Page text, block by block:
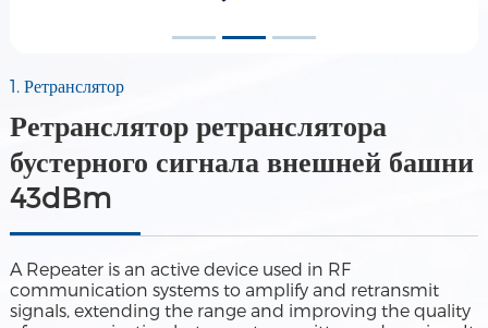
1. Ретранслятор
Ретранслятор ретранслятора
бустерного сигнала внешней башни
43dBm
A Repeater is an active device used in RF
communication systems to amplify and retransmit
signals, extending the range and improving the quality